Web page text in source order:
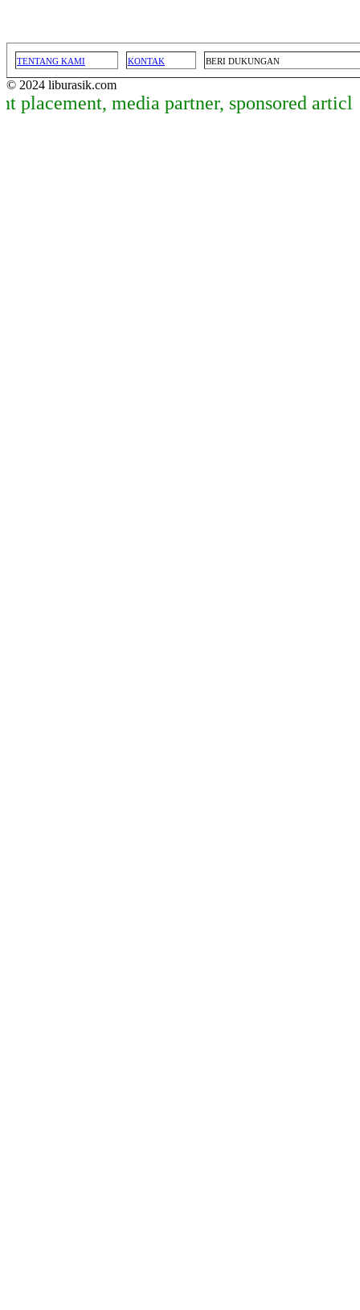
TENTANG KAMI KONTAK BERI DUKUNGAN
© 2024 liburasik.com
media partner, sponsored article,